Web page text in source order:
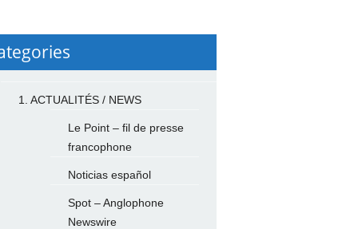
1. ACTUALITÉS / NEWS
Le Point – fil de presse
francophone
Noticias español
Spot – Anglophone
Newswire